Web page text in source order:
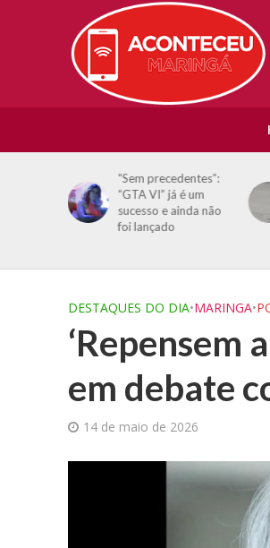
“Sem precedentes”:
“GTA VI” já é um
sucesso e ainda não
foi lançado
DESTAQUES DO DIA•MARINGA•
‘Repensem
em debate
14 de maio de 2026